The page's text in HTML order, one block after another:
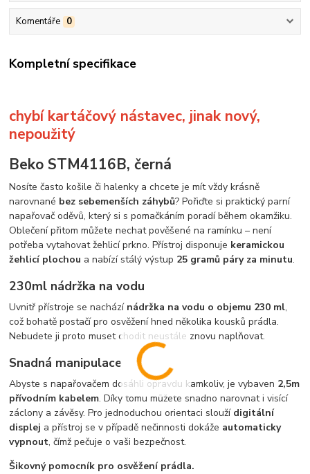
Komentáře 0
Kompletní specifikace
chybí kartáčový nástavec, jinak nový,
nepoužitý
Beko STM4116B, černá
Nosíte často košile či halenky a chcete je mít vždy krásně
narovnané bez sebemenších záhybů? Pořiďte si praktický parní
napařovač oděvů, který si s pomačkáním poradí během okamžiku.
Oblečení přitom můžete nechat pověšené na ramínku – není
potřeba vytahovat žehlicí prkno. Přístroj disponuje keramickou
žehlicí plochou a nabízí stálý výstup 25 gramů páry za minutu.
230ml nádržka na vodu
Uvnitř přístroje se nachází nádržka na vodu o objemu 230 ml,
což bohatě postačí pro osvěžení hned několika kousků prádla.
Nebudete ji proto muset chodit neustále znovu naplňovat.
Snadná manipulace
Abyste s napařovačem dosáhli opravdu kamkoliv, je vybaven 2,5m
přívodním kabelem. Díky tomu můžete snadno narovnat i visící
záclony a závěsy. Pro jednoduchou orientaci slouží digitální
displej a přístroj se v případě nečinnosti dokáže automaticky
vypnout, čímž pečuje o vaši bezpečnost.
Šikovný pomocník pro osvěžení prádla.